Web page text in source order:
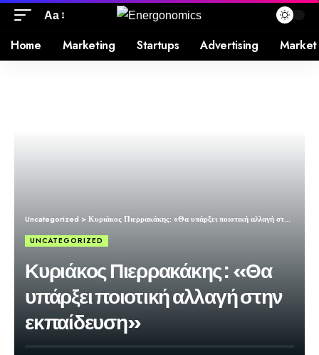
Aa
Home Marketing Startups Advertising Market
Uncategorized >Κυριάκος Πιερρακάκης: «Θα υπάρξει ποιοτική αλλαγή στην εκπαίδευση»
UNCATEGORIZED
Κυριάκος Πιερρακάκης: «Θα
υπάρξει ποιοτική αλλαγή στην
εκπαίδευση»